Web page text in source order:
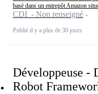
basé dans un entrepôt Amazon
CDI - Non renseigné
Publié il y a plus de 30 jours
Développeuse -
Robot